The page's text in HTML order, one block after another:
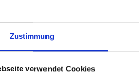
Zustimmung
verwendet Cookies
★